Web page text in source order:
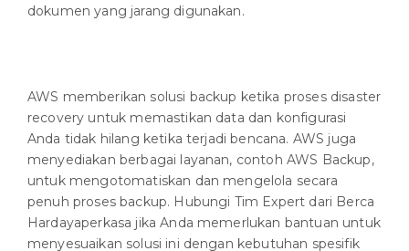
dokumen yang jarang digunakan.
AWS memberikan solusi backup ketika proses disaster
recovery untuk memastikan data dan konfigurasi
Anda tidak hilang ketika terjadi bencana. AWS juga
menyediakan berbagai layanan, contoh AWS Backup,
untuk mengotomatiskan dan mengelola secara
penuh proses backup. Hubungi Tim Expert dari Berca
Hardayaperkasa jika Anda memerlukan bantuan untuk
menyesuaikan solusi ini dengan kebutuhan spesifik